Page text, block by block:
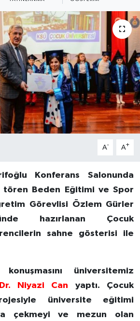
A- A+
Konferans Salonunda
Beden Eğitimi ve Spor
Görevlisi Özlem Gürler
hazırlanan Çocuk
sahne gösterisi ile
üniversitemiz
Niyazi Can yaptı. Çocuk
üniversite eğitimi
çekmeyi ve mezun olan